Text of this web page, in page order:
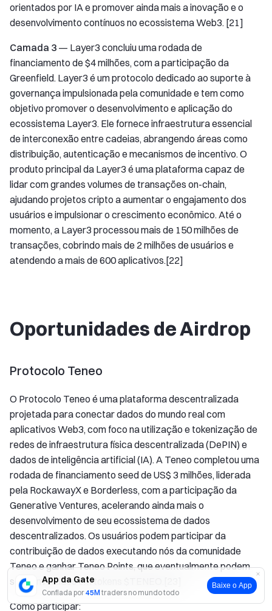
App da Gate
Confiada por45M traders no mundo todo
Baixe o App
orientados por IA e promover ainda mais a inovação e o
desenvolvimento contínuos no ecossistema Web3. [21]
Camada 3 — Layer3 concluiu uma rodada de
financiamento de $4 milhões, com a participação da
Greenfield. Layer3 é um protocolo dedicado ao suporte à
governança impulsionada pela comunidade e tem como
objetivo promover o desenvolvimento e aplicação do
ecossistema Layer3. Ele fornece infraestrutura essencial
de interconexão entre cadeias, abrangendo áreas como
distribuição, autenticação e mecanismos de incentivo. O
produto principal da Layer3 é uma plataforma capaz de
lidar com grandes volumes de transações on-chain,
ajudando projetos cripto a aumentar o engajamento dos
usuários e impulsionar o crescimento econômico. Até o
momento, a Layer3 processou mais de 150 milhões de
transações, cobrindo mais de 2 milhões de usuários e
atendendo a mais de 600 aplicativos.[22]
Oportunidades de Airdrop
Protocolo Teneo
O Protocolo Teneo é uma plataforma descentralizada
projetada para conectar dados do mundo real com
aplicativos Web3, com foco na utilização e tokenização de
redes de infraestrutura física descentralizada (DePIN) e
dados de inteligência artificial (IA). A Teneo completou uma
rodada de financiamento seed de US$ 3 milhões, liderada
pela RockawayX e Borderless, com a participação da
Generative Ventures, acelerando ainda mais o
desenvolvimento de seu ecossistema de dados
descentralizados. Os usuários podem participar da
contribuição de dados executando nós da comunidade
Teneo e ganhar Teneo Points, que eventualmente podem
ser convertidos em tokens $TENEO.[23]
Como participar: